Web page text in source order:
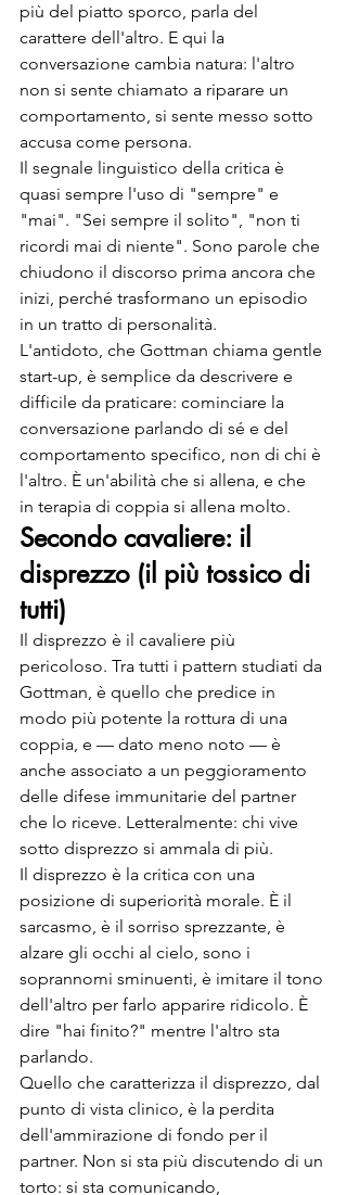
più del piatto sporco, parla del
carattere dell'altro. E qui la
conversazione cambia natura: l'altro
non si sente chiamato a riparare un
comportamento, si sente messo sotto
accusa come persona.
Il segnale linguistico della critica è
quasi sempre l'uso di "sempre" e
"mai". "Sei sempre il solito", "non ti
ricordi mai di niente". Sono parole che
chiudono il discorso prima ancora che
inizi, perché trasformano un episodio
in un tratto di personalità.
L'antidoto, che Gottman chiama gentle
start-up, è semplice da descrivere e
difficile da praticare: cominciare la
conversazione parlando di sé e del
comportamento specifico, non di chi è
l'altro. È un'abilità che si allena, e che
in terapia di coppia si allena molto.
Secondo cavaliere: il
disprezzo (il più tossico di
tutti)
Il disprezzo è il cavaliere più
pericoloso. Tra tutti i pattern studiati da
Gottman, è quello che predice in
modo più potente la rottura di una
coppia, e — dato meno noto — è
anche associato a un peggioramento
delle difese immunitarie del partner
che lo riceve. Letteralmente: chi vive
sotto disprezzo si ammala di più.
Il disprezzo è la critica con una
posizione di superiorità morale. È il
sarcasmo, è il sorriso sprezzante, è
alzare gli occhi al cielo, sono i
soprannomi sminuenti, è imitare il tono
dell'altro per farlo apparire ridicolo. È
dire "hai finito?" mentre l'altro sta
parlando.
Quello che caratterizza il disprezzo, dal
punto di vista clinico, è la perdita
dell'ammirazione di fondo per il
partner. Non si sta più discutendo di un
torto: si sta comunicando,